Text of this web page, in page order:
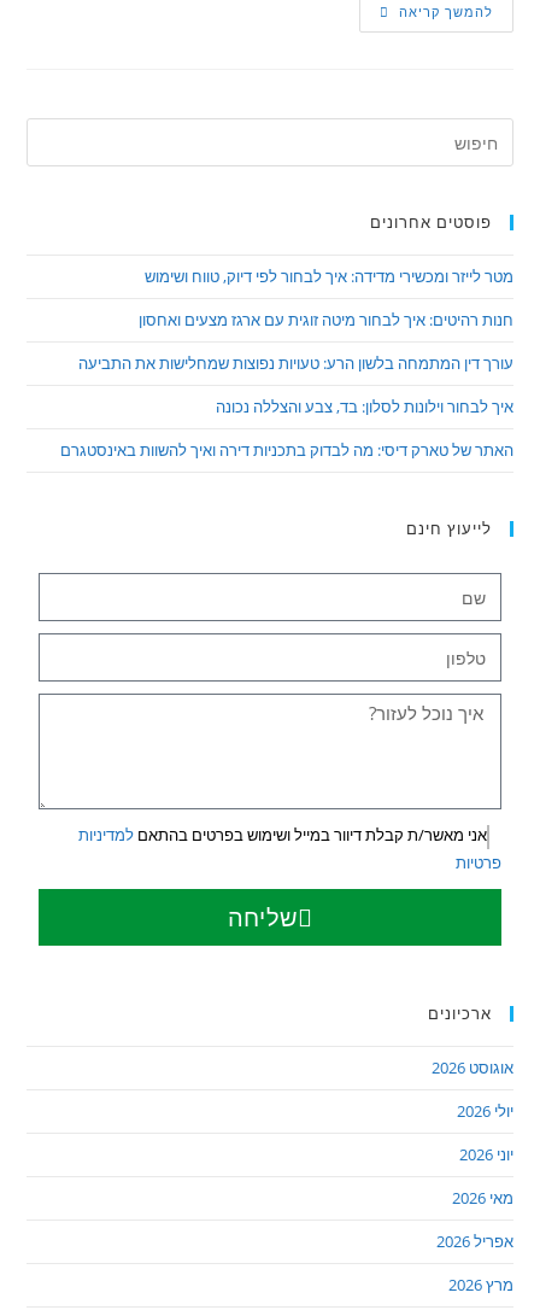
להמשך קריאה
פוסטים אחרונים
מטר לייזר ומכשירי מדידה: איך לבחור לפי דיוק, טווח ושימוש
חנות רהיטים: איך לבחור מיטה זוגית עם ארגז מצעים ואחסון
עורך דין המתמחה בלשון הרע: טעויות נפוצות שמחלישות את התביעה
איך לבחור וילונות לסלון: בד, צבע והצללה נכונה
האתר של טארק דיסי: מה לבדוק בתכניות דירה ואיך להשוות באינסטגרם
לייעוץ חינם
אני מאשר/ת קבלת דיוור במייל ושימוש בפרטים בהתאםלמדיניות
פרטיות
שליחה
ארכיונים
אוגוסט 2026
יולי 2026
יוני 2026
מאי 2026
אפריל 2026
מרץ 2026